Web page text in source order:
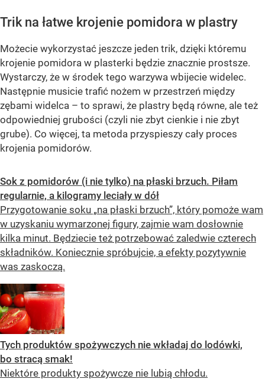
Trik na łatwe krojenie pomidora w plastry
Możecie wykorzystać jeszcze jeden trik, dzięki któremu
krojenie pomidora w plasterki będzie znacznie prostsze.
Wystarczy, że w środek tego warzywa wbijecie widelec.
Następnie musicie trafić nożem w przestrzeń między
zębami widelca – to sprawi, że plastry będą równe, ale też
odpowiedniej grubości (czyli nie zbyt cienkie i nie zbyt
grube). Co więcej, ta metoda przyspieszy cały proces
krojenia pomidorów.
Sok z pomidorów (i nie tylko) na płaski brzuch. Piłam
regularnie, a kilogramy leciały w dół
Przygotowanie soku „na płaski brzuch”, który pomoże wam
w uzyskaniu wymarzonej figury, zajmie wam dosłownie
kilka minut. Będziecie też potrzebować zaledwie czterech
składników. Koniecznie spróbujcie, a efekty pozytywnie
was zaskoczą.
Tych produktów spożywczych nie wkładaj do lodówki,
bo stracą smak!
Niektóre produkty spożywcze nie lubią chłodu.